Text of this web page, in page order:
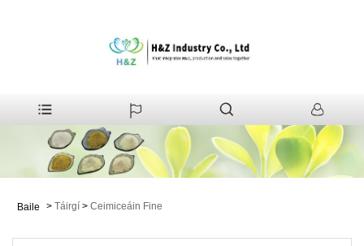
Baile > Táirgí > Ceimiceáin Fine